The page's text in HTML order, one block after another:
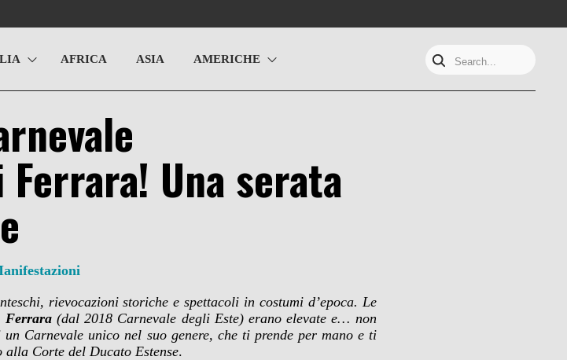
AFRICA ASIA AMERICHE
Search...
Una serata
rievocazioni storiche e spettacoli in costumi d’epoca. Le
Ferrara(dal 2018 Carnevale degli Este) erano elevate e… non
Carnevale unico nel suo genere, che ti prende per mano e ti
alla Corte del Ducato Estense.